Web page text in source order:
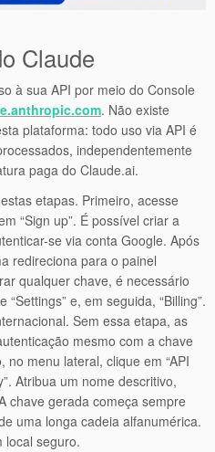
Claude
à sua API por meio do Console
. Não existe
plataforma: todo uso via API é
independentemente
paga do Claude.ai.
etapas. Primeiro, acesse
“Sign up”. É possível criar a
se via conta Google. Após
redireciona para o painel
qualquer chave, é necessário
e, em seguida, “Billing”.
Sem essa etapa, as
mesmo com a chave
menu lateral, clique em “API
Atribua um nome descritivo,
chave gerada começa sempre
uma longa cadeia alfanumérica.
local seguro.